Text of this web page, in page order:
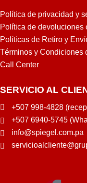
Política de privacidad y
Política de devoluciones
Políticas de Retiro y
Términos y Condiciones
Call Center
SERVICIO AL
+507 998-4828
+507 6940-5745
info@spiegel.com.pa